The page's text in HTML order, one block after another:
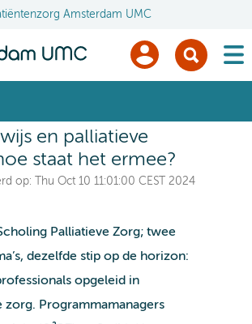
Amsterdam UMC
en palliatieve
staat het ermee?
op: Thu Oct 10 11:01:00 CEST 2024
Palliatieve Zorg; twee
dezelfde stip op de horizon:
opgeleid in
zorg. Programmamanagers